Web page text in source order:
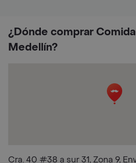
¿Dónde comprar
Medellín?
Cra. 40 #38 a sur 31, Zona 9,